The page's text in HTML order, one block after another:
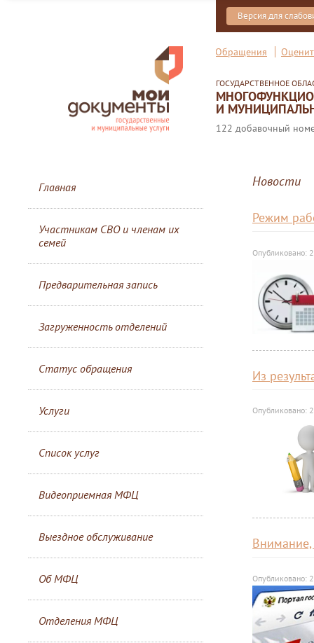
Версия для
Обращения
ГОСУДАРСТВЕННОЕ
И
122 добавочный
Главная
Участникам СВО и членам их
семей
Предварительная запись
Загруженность отделений
Статус обращения
Услуги
Список услуг
Видеоприемная МФЦ
Выездное обслуживание
Об МФЦ
Отделения МФЦ
Новости
Режим
Опубликовано:
Из
Опубликовано:
Внимание,
Опубликовано: